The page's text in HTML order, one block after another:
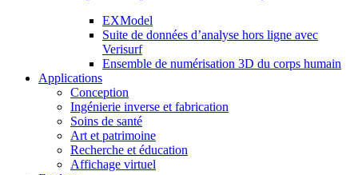
EXModel
Suite de données d’analyse hors ligne avec
Verisurf
Ensemble de numérisation 3D du corps humain
Applications
Conception
Ingénierie inverse et fabrication
Soins de santé
Art et patrimoine
Recherche et éducation
Affichage virtuel